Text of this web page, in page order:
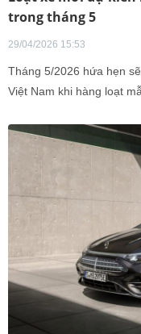
trong tháng 5
29/04/2026 15:53
Tháng 5/2026 hứa hẹn
Việt Nam khi hàng loạt